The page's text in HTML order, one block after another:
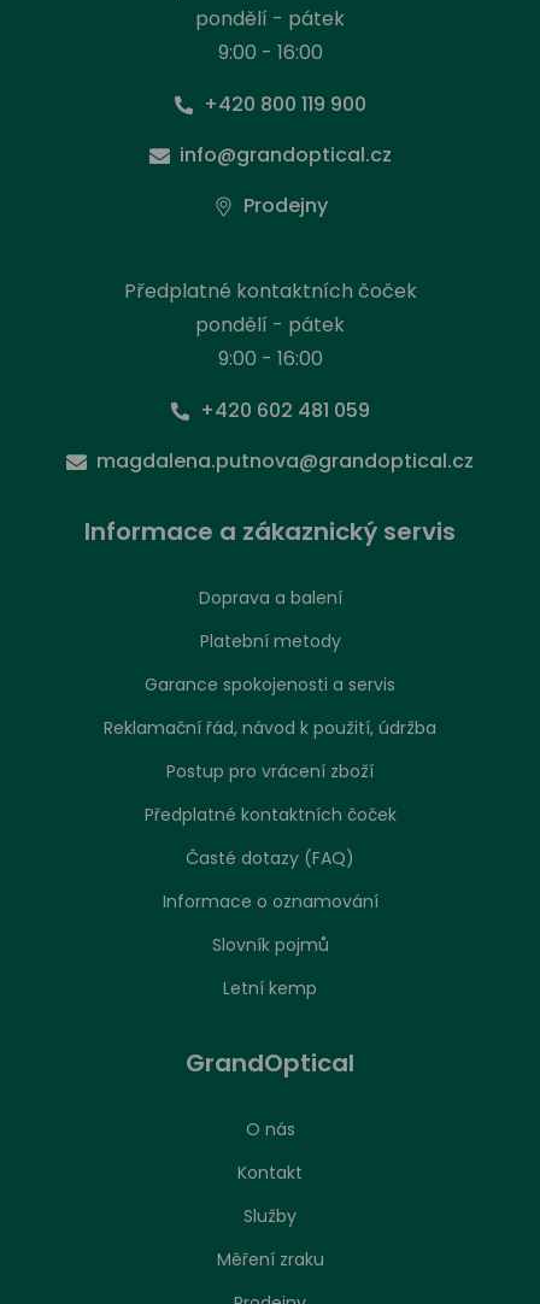
pondělí - pátek
9:00 - 16:00
+420 800 119 900
info@grandoptical.cz
Prodejny
Předplatné kontaktních čoček
pondělí - pátek
9:00 - 16:00
+420 602 481 059
magdalena.putnova@grandoptical.cz
Informace a zákaznický servis
Doprava a balení
Platební metody
Garance spokojenosti a servis
Reklamační řád, návod k použití, údržba
Postup pro vrácení zboží
Předplatné kontaktních čoček
Časté dotazy (FAQ)
Informace o oznamování
Slovník pojmů
Letní kemp
GrandOptical
O nás
Kontakt
Služby
Měření zraku